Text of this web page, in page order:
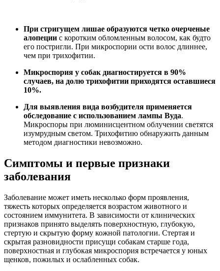
При стригущем лишае образуются четко очерченые
алопеции с коротким обломленным волосом, как будто
его постригли. При микроспории ости волос длиннее,
чем при трихофитии.
Микроспория у собак диагностируется в 90%
случаев, на долю трихофитии приходятся оставшиеся
10%.
Для выявления вида возбудителя применяется
обследование с использованием лампы Вуда.
Микроспоры при люминисцентном облучении светятся
изумрудным светом. Трихофитию обнаружить данным
методом диагностики невозможно.
Симптомы и первые признаки
заболевания
Заболевание может иметь несколько форм проявления,
тяжесть которых определяется возрастом животного и
состоянием иммунитета. В зависимости от клинических
признаков принято выделять поверхностную, глубокую,
стертую и скрытую форму кожной патологии. Стертая и
скрытая разновидности присущи собакам старше года,
поверхностная и глубокая микроспория встречается у юных
щенков, пожилых и ослабленных собак.